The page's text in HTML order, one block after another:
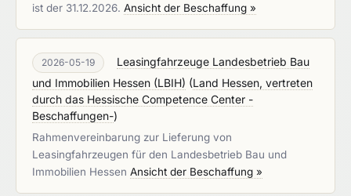
ist der 31.12.2026. Ansicht der Beschaffung »
2026-05-19
Leasingfahrzeuge Landesbetrieb Bau
und Immobilien Hessen (LBIH) (Land Hessen, vertreten
durch das Hessische Competence Center -
Beschaffungen-)
Rahmenvereinbarung zur Lieferung von
Leasingfahrzeugen für den Landesbetrieb Bau und
Immobilien Hessen Ansicht der Beschaffung »